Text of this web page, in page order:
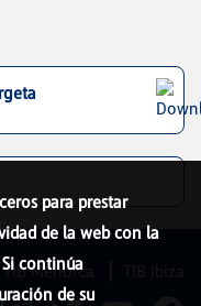
para prestar
de la web con la
continúa
de su
TIB Menorca